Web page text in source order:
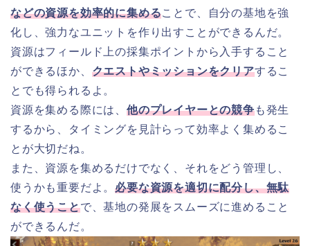
などの資源を効率的に集めることで、自分の基地を強
化し、強力なユニットを作り出すことができるんだ。
資源はフィールド上の採集ポイントから入手すること
ができるほか、 クエストやミッションをクリアするこ
とでも得られるよ。
資源を集める際には、 他のプレイヤーとの競争も発生
するから、タイミングを見計らって効率よく集めるこ
とが大切だね。
また、資源を集めるだけでなく、それをどう管理し、
使うかも重要だよ。必要な資源を適切に配分し、無駄
なく使うことで、基地の発展をスムーズに進めること
ができるんだ。